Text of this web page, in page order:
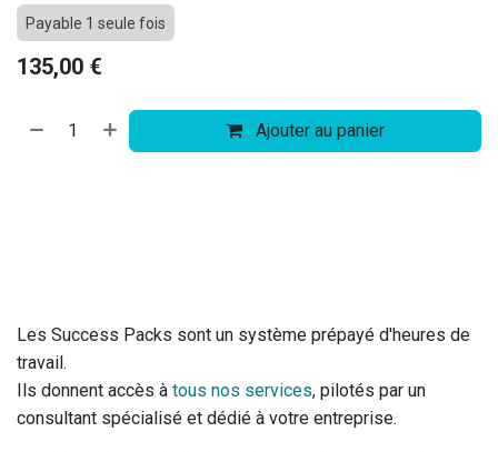
Payable 1 seule fois
135,00 €
Ajouter au panier
Les Success Packs sont un système prépayé d'heures de
travail.
Ils donnent accès à tous nos services, pilotés par un
consultant spécialisé et dédié à votre entreprise.